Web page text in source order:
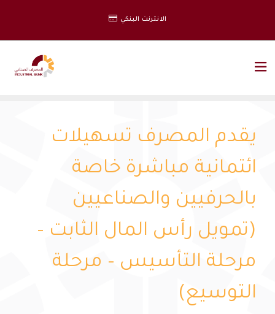
الانترنت البنكي
يقدم المصرف تسهيلات
ائتمانية مباشرة خاصة
بالحرفيين والصناعيين
(تمويل رأس المال الثابت –
مرحلة التأسيس – مرحلة
التوسيع)